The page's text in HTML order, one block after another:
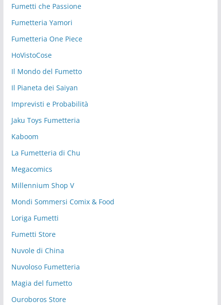
Fumetti che Passione
Fumetteria Yamori
Fumetteria One Piece
HoVistoCose
Il Mondo del Fumetto
Il Pianeta dei Saiyan
Imprevisti e Probabilità
Jaku Toys Fumetteria
Kaboom
La Fumetteria di Chu
Megacomics
Millennium Shop V
Mondi Sommersi Comix & Food
Loriga Fumetti
Fumetti Store
Nuvole di China
Nuvoloso Fumetteria
Magia del fumetto
Ouroboros Store